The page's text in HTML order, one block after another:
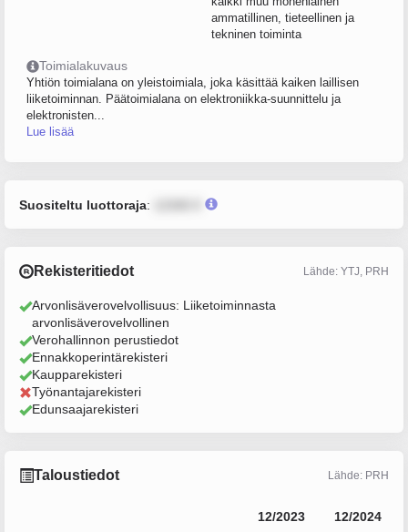
ammatillinen, tieteellinen ja
tekninen toiminta
Toimialakuvaus
Yhtiön toimialana on yleistoimiala, joka käsittää kaiken laillisen
liiketoiminnan. Päätoimialana on elektroniikka-suunnittelu ja
elektronisten...
Lue lisää
Suositeltu luottoraja:
Rekisteritiedot Lähde: YTJ, PRH
Arvonlisäverovelvollisuus: Liiketoiminnasta
arvonlisäverovelvollinen
Verohallinnon perustiedot
Ennakkoperintärekisteri
Kaupparekisteri
Työnantajarekisteri
Edunsaajarekisteri
Taloustiedot Lähde: PRH
12/2023 12/2024